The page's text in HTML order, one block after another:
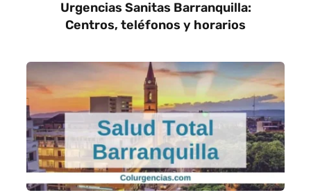
Urgencias Sanitas Barranquilla:
Centros, teléfonos y horarios